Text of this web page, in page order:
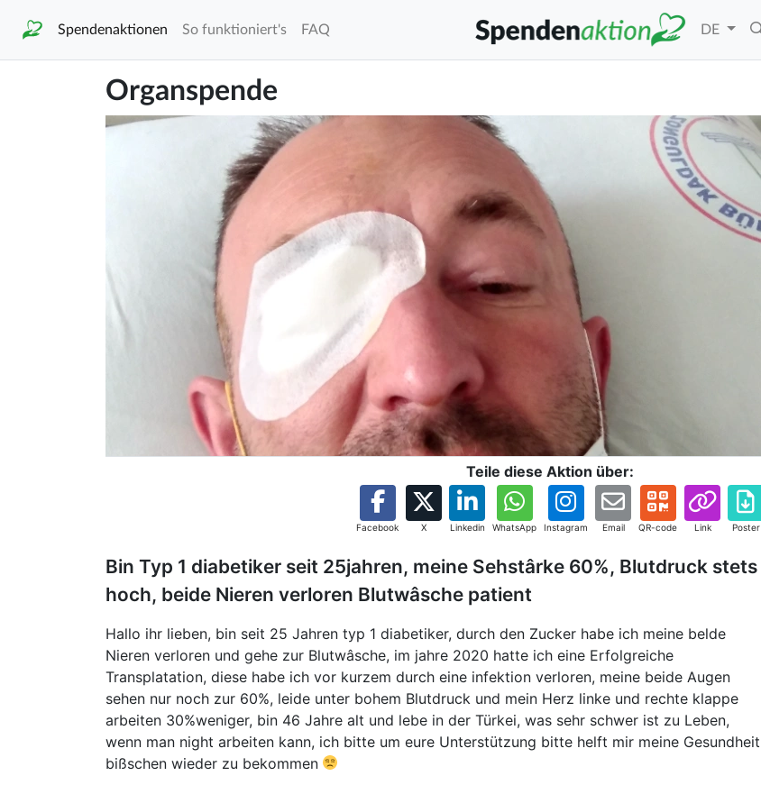
Spendenaktionen So funktioniert's FAQ DE
Organspende
Teile diese Aktion über:
Facebook X Linkedin WhatsApp Instagram Email QR-code Link Poster
Bin Typ 1 diabetiker seit 25jahren, meine Sehstârke 60%, Blutdruck stets
hoch, beide Nieren verloren Blutwâsche patient
Hallo ihr lieben, bin seit 25 Jahren typ 1 diabetiker, durch den Zucker habe ich meine belde
Nieren verloren und gehe zur Blutwâsche, im jahre 2020 hatte ich eine Erfolgreiche
Transplatation, diese habe ich vor kurzem durch eine infektion verloren, meine beide Augen
sehen nur noch zur 60%, leide unter bohem Blutdruck und mein Herz linke und rechte klappe
arbeiten 30%weniger, bin 46 Jahre alt und lebe in der Türkei, was sehr schwer ist zu Leben,
wenn man night arbeiten kann, ich bitte um eure Unterstützung bitte helft mir meine Gesundheit
bißschen wieder zu bekommen